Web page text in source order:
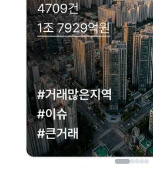
네이버 지도 연
현재 네이버 지도 연결이 원활하지 않
이용에 불편을 드려
다시 시도